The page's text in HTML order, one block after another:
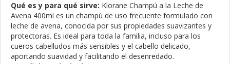
Qué es y para qué sirve: Klorane Champú a la Leche de
Avena 400ml es un champú de uso frecuente formulado con
leche de avena, conocida por sus propiedades suavizantes y
protectoras. Es ideal para toda la familia, incluso para los
cueros cabelludos más sensibles y el cabello delicado,
aportando suavidad y facilitando el desenredado.